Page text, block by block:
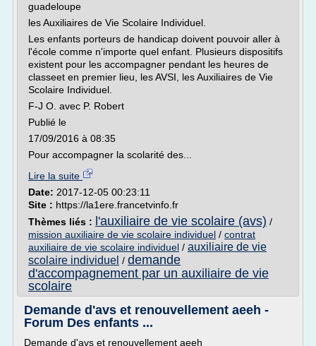
guadeloupe
les Auxiliaires de Vie Scolaire Individuel.
Les enfants porteurs de handicap doivent pouvoir aller à
l'école comme n'importe quel enfant. Plusieurs dispositifs
existent pour les accompagner pendant les heures de
classeet en premier lieu, les AVSI, les Auxiliaires de Vie
Scolaire Individuel.
F-J O. avec P. Robert
Publié le
17/09/2016 à 08:35
Pour accompagner la scolarité des...
Lire la suite
Date: 2017-12-05 00:23:11
Site : https://la1ere.francetvinfo.fr
Thèmes liés :
l'auxiliaire de vie scolaire (avs) /
mission auxiliaire de vie scolaire individuel / contrat
auxiliaire de vie scolaire individuel / auxiliaire de vie
scolaire individuel / demande
d'accompagnement par un auxiliaire de vie
scolaire
Demande d'avs et renouvellement aeeh -
Forum Des enfants ...
Demande d'avs et renouvellement aeeh